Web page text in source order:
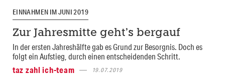
EINNAHMEN IM JUNI 2019
Zur Jahresmitte geht’s bergauf
In der ersten Jahreshälfte gab es Grund zur Besorgnis. Doch es
folgt ein Aufstieg, durch einen entscheidenden Schritt.
taz zahl ich-team
19.07.2019